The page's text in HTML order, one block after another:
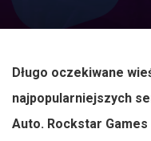
Długo oczekiwane
najpopularniejszych
Auto. Rockstar Games